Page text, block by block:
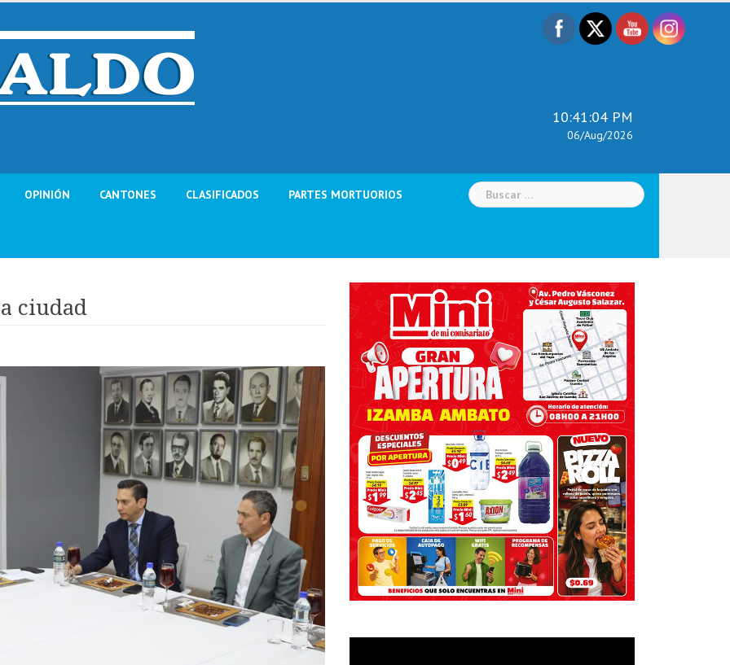
10:41:06 PM
06/Aug/2026
OPINIÓN CANTONES CLASIFICADOS PARTES MORTUORIOS Buscar:
ciudad